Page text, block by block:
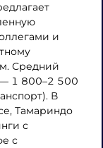
и
Средний
1 800–2 500
В
Тамариндо
с
с